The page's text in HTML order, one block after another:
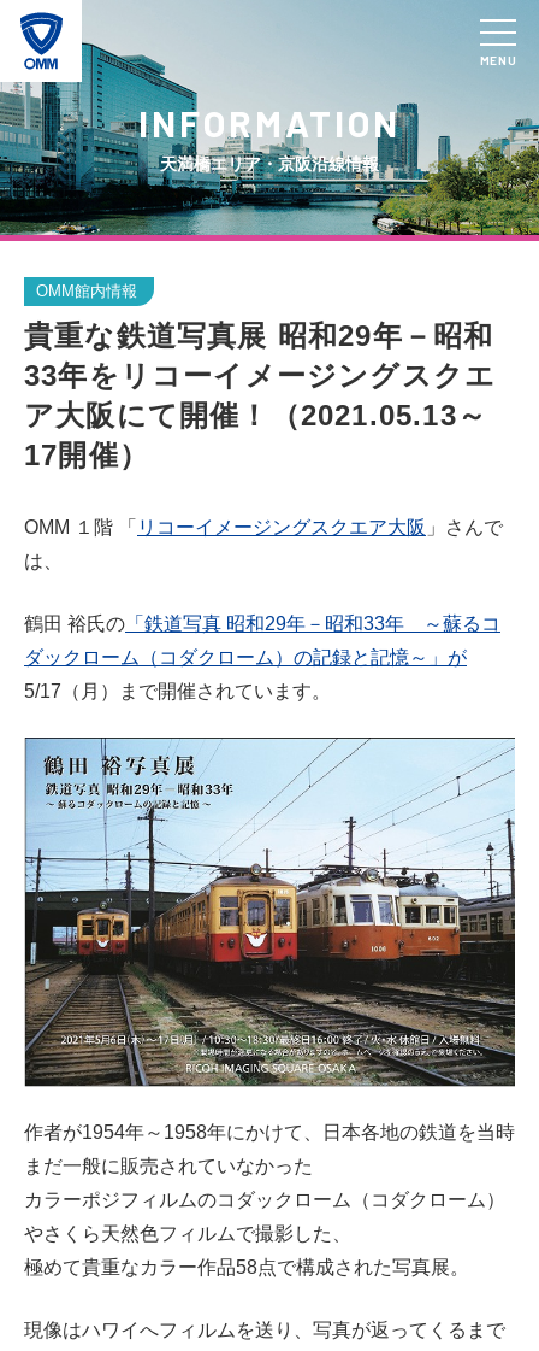
MENU
INFORMATION
天満橋エリア・京阪沿線情報
OMM館内情報
貴重な鉄道写真展 昭和29年－昭和
33年をリコーイメージングスクエ
ア大阪にて開催！（2021.05.13～
17開催）
OMM １階 「 リコーイメージングスクエア大阪 」さんで
は、
鶴田 裕氏の 「鉄道写真 昭和29年－昭和33年 ～蘇るコ
ダックローム（コダクローム）の記録と記憶～」が
5/17（月）まで開催されています。
作者が1954年～1958年にかけて、日本各地の鉄道を当時
まだ一般に販売されていなかった
カラーポジフィルムのコダックローム（コダクローム）
やさくら天然色フィルムで撮影した、
極めて貴重なカラー作品58点で構成された写真展。
現像はハワイへフィルムを送り、写真が返ってくるまで